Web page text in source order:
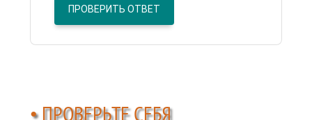
ПРОВЕРИТЬ ОТВЕТ
• ПРОВЕРЬТЕ СЕБЯ